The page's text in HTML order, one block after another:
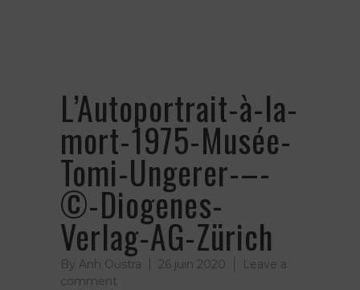
L’Autoportrait-à-la-
mort-1975-Musée-
Tomi-Ungerer-–-
©-Diogenes-
Verlag-AG-Zürich
By Anh Oustra 26 juin 2020
Leave a
commenton